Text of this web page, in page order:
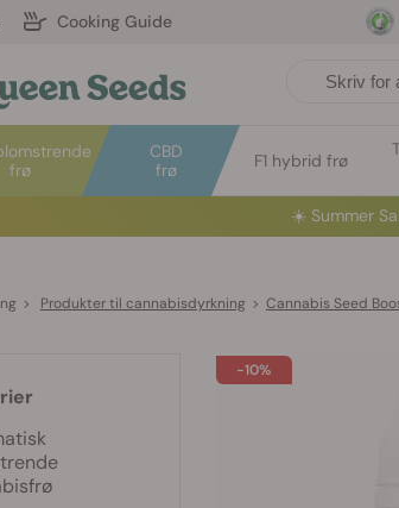
Cooking Guide
frø
CBD
frø
F1 hybrid frø
☀️ Summer
> Produkter til cannabisdyrkning > Cannabis Seed
-10%